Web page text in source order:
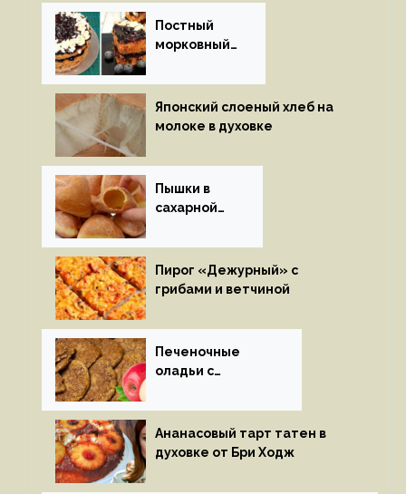
Постный
морковный
Японский слоеный хлеб на
молоке в духовке
Пышки в
сахарной
Пирог «Дежурный» с
грибами и ветчиной
Печеночные
оладьи с
Ананасовый тарт татен в
духовке от Бри Ходж